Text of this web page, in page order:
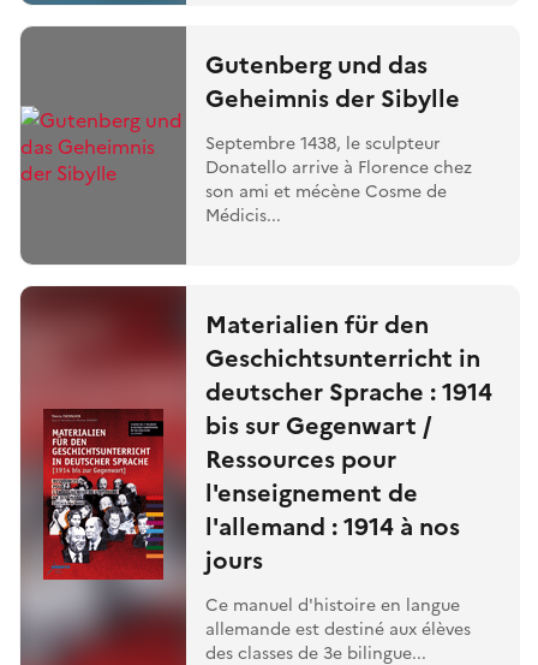
Gutenberg und das
Geheimnis der Sibylle
Septembre 1438, le sculpteur
Donatello arrive à Florence chez
son ami et mécène Cosme de
Médicis...
Materialien für den
Geschichtsunterricht in
deutscher Sprache : 1914
bis sur Gegenwart /
Ressources pour
l'enseignement de
l'allemand : 1914 à nos
jours
Ce manuel d'histoire en langue
allemande est destiné aux élèves
des classes de 3e bilingue...